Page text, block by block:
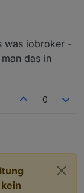
was iobroker -
das in
0